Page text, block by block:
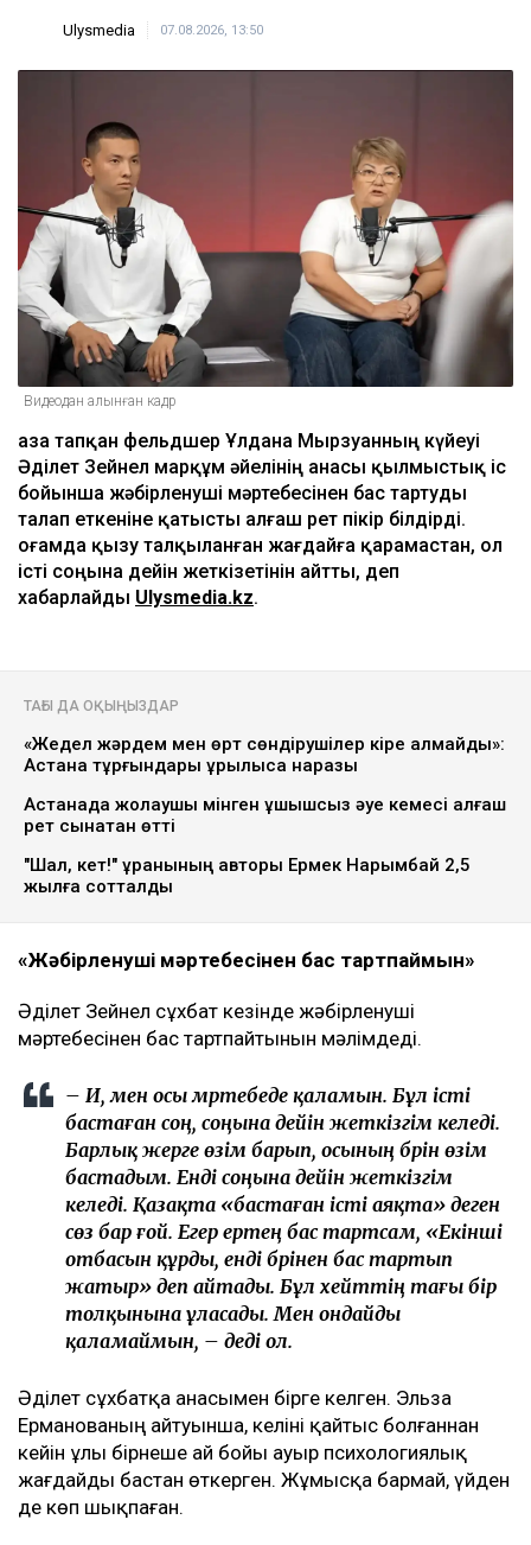
Ulysmedia 07.08.2026, 13:50
Видеодан алынған кадр
Қаза тапқан фельдшер Ұлдана Мырзуанның күйеуі
Әділет Зейнел марқұм әйелінің анасы қылмыстық іс
бойынша жәбірленуші мәртебесінен бас тартуды
талап еткеніне қатысты алғаш рет пікір білдірді.
Қоғамда қызу талқыланған жағдайға қарамастан, ол
істі соңына дейін жеткізетінін айтты, деп
хабарлайды Ulysmedia.kz.
ТАҒЫ ДА ОҚЫҢЫЗДАР
«Жедел жәрдем мен өрт сөндірушілер кіре алмайды»:
Астана тұрғындары құрылысқа наразы
Астанада жолаушы мінген ұшқышсыз әуе кемесі алғаш
рет сынақтан өтті
"Шал, кет!" ұранының авторы Ермек Нарымбай 2,5
жылға сотталды
«Жәбірленуші мәртебесінен бас тартпаймын»
Әділет Зейнел сұхбат кезінде жәбірленуші
мәртебесінен бас тартпайтынын мәлімдеді.
– Иә, мен осы мәртебеде қаламын. Бұл істі
бастаған соң, соңына дейін жеткізгім келеді.
Барлық жерге өзім барып, осының бәрін өзім
бастадым. Енді соңына дейін жеткізгім
келеді. Қазақта «бастаған істі аяқта» деген
сөз бар ғой. Егер ертең бас тартсам, «Екінші
отбасын құрды, енді бәрінен бас тартып
жатыр» деп айтады. Бұл хейттің тағы бір
толқынына ұласады. Мен ондайды
қаламаймын, – деді ол.
Әділет сұхбатқа анасымен бірге келген. Эльза
Ерманованың айтуынша, келіні қайтыс болғаннан
кейін ұлы бірнеше ай бойы ауыр психологиялық
жағдайды бастан өткерген. Жұмысқа бармай, үйден
де көп шықпаған.